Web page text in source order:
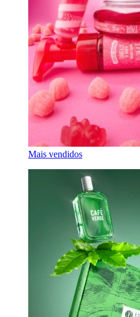
Mais vendidos